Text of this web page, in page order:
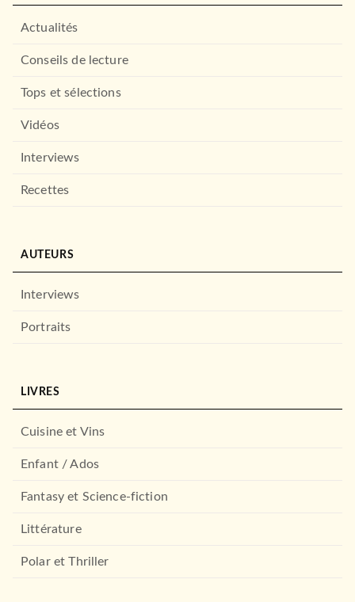
Actualités
Conseils de lecture
Tops et sélections
Vidéos
Interviews
Recettes
AUTEURS
Interviews
Portraits
LIVRES
Cuisine et Vins
Enfant / Ados
Fantasy et Science-fiction
Littérature
Polar et Thriller